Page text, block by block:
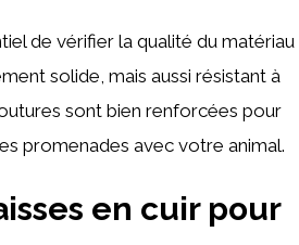
de vérifier la qualité du matériau
solide, mais aussi résistant à
sont bien renforcées pour
promenades avec votre animal.
en cuir pour